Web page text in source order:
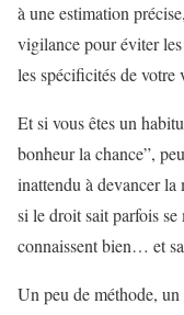
à une estimation
vigilance pour éviter
les spécificités de votre
Et si vous êtes un
bonheur la chance”,
inattendu à devancer la
si le droit sait parfois
connaissent bien… et
Un peu de méthode,